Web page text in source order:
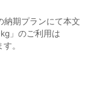
納期プランにて本文
」のご利用は
。